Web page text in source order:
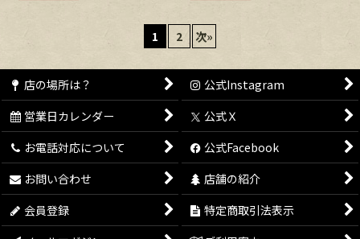
1 2 次»
店の場所は？
公式Instagram
営業日カレンダー
公式Ｘ
お電話対応について
公式Facebook
お問い合わせ
店舗の紹介
会員登録
特定商取引法表示